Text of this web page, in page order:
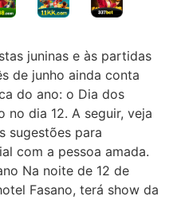
juninas e às partidas
de junho ainda conta
do ano: o Dia dos
no dia 12. A seguir, veja
sugestões para
com a pessoa amada.
Na noite de 12 de
Fasano, terá show da